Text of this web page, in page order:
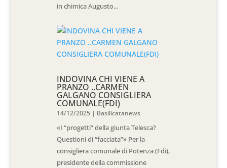
in chimica Augusto...
INDOVINA CHI VIENE A
PRANZO ..CARMEN
GALGANO CONSIGLIERA
COMUNALE(FDI)
14/12/2025 | Basilicatanews
«I “progetti” della giunta Telesca?
Questioni di “facciata”» Per la
consigliera comunale di Potenza (Fdi),
presidente della commissione